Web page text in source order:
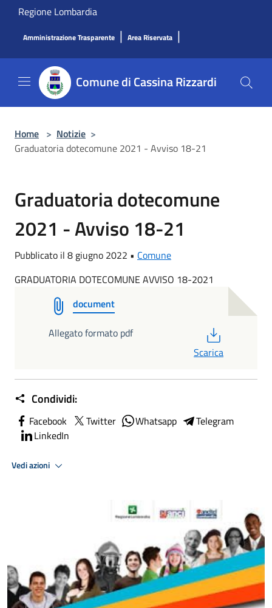
Salta al contenuto principale
Regione Lombardia
Amministrazione Trasparente | Area Riservata |
Comune di Cassina Rizzardi
Home > Notizie >
Graduatoria dotecomune 2021 - Avviso 18-21
Graduatoria dotecomune
2021 - Avviso 18-21
Pubblicato il 8 giugno 2022 • Comune
GRADUATORIA DOTECOMUNE AVVISO 18-2021
document
Allegato formato pdf
Scarica
Condividi:
Facebook Twitter Whatsapp
Telegram
LinkedIn
Vedi azioni